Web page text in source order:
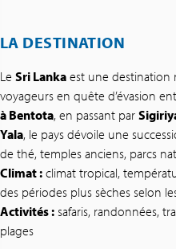
LA DESTINATION
Le Sri Lanka est une destination
voyageurs en quête d’évasion
à Bentota, en passant par
Yala, le pays dévoile une
de thé, temples anciens, parcs
Climat : climat tropical,
des périodes plus sèches selon
Activités : safaris, randonnées,
plages